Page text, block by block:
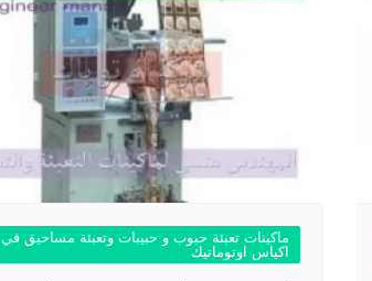
ماكينات تعبئة حبوب و حبيبات وتعبئة مساحيق في
اكياس اوتوماتيك